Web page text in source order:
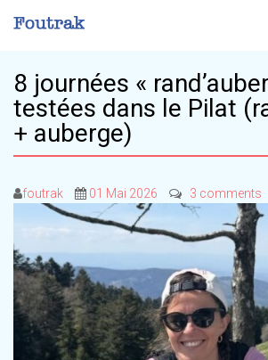
8 journées «
testées dans le Pilat
+ auberge)
foutrak 01 Mai 2026 3 comments